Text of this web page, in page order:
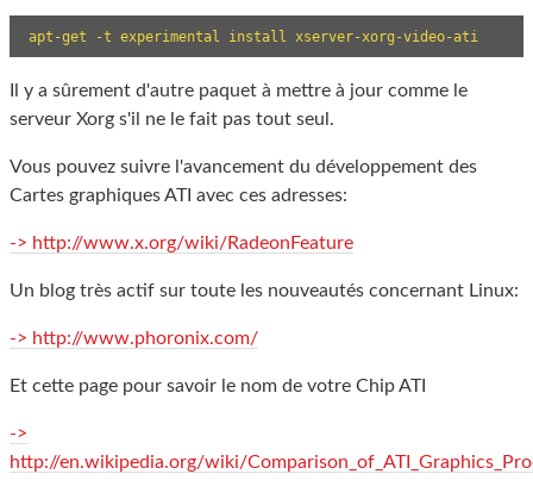
apt-get -t experimental install xserver-xorg-video-ati
Il y a sûrement d'autre paquet à mettre à jour comme le
serveur Xorg s'il ne le fait pas tout seul.
Vous pouvez suivre l'avancement du développement des
Cartes graphiques ATI avec ces adresses:
-> http://www.x.org/wiki/RadeonFeature
Un blog très actif sur toute les nouveautés concernant Linux:
-> http://www.phoronix.com/
Et cette page pour savoir le nom de votre Chip ATI
->
http://en.wikipedia.org/wiki/